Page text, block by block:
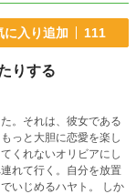
に入り追加 111
りする
。それは、彼女である
っと大胆に恋愛を楽し
くれないオリビアにし
れて行く。自分を放置
じめるハヤト。 しか